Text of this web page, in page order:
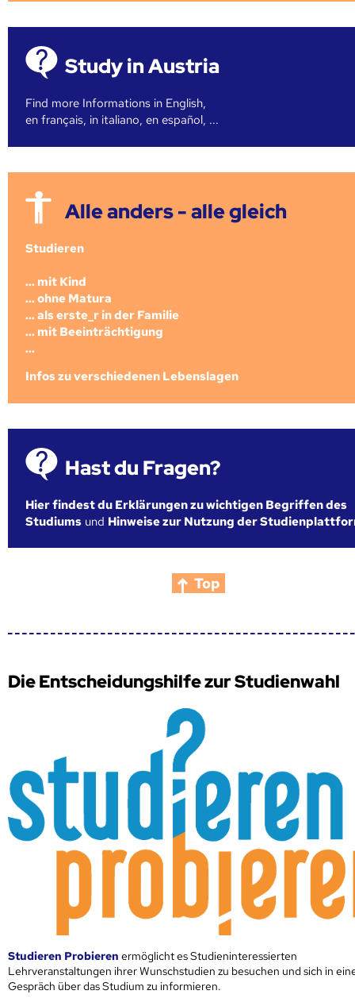
Study in Austria
Find more Informations in English,
en français, in italiano, en español, ...
Alle anders - alle gleich
Studieren
... mit Kind
... ohne Matura
... als erste_r in der Familie
... mit Beeinträchtigung
...
Infos zu verschiedenen Lebenslagen
Hast du Fragen?
Hier findest du Erklärungen zu wichtigen Begriffen des
Studiums und Hinweise zur Nutzung der
Top
Die Entscheidungshilfe zur Studienwahl
Studieren Probieren ermöglicht es Studieninteressierten
Lehrveranstaltungen ihrer Wunschstudien zu besuchen und sich in
Gespräch über das Studium zu informieren.